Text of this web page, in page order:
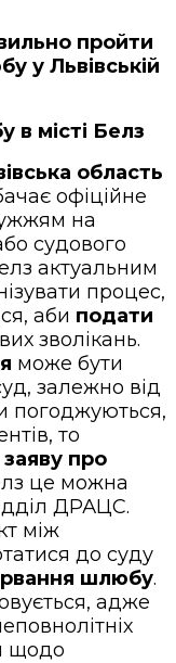
пройти
у Львівській
в місті Белз
область
офіційне
на
судового
актуальним
процес,
аби подати
зволікань.
може бути
залежно від
погоджуються,
то
заяву про
це можна
ДРАЦС.
між
до суду
шлюбу.
адже
щодо